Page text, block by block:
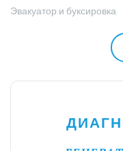
Эвакуатор и буксировка